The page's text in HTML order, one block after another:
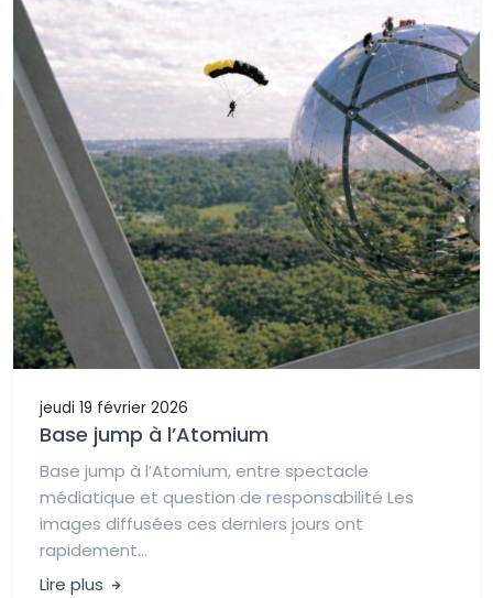
jeudi 19 février 2026
Base jump à l’Atomium
Base jump à l’Atomium, entre spectacle
médiatique et question de responsabilité Les
images diffusées ces derniers jours ont
rapidement...
Lire plus